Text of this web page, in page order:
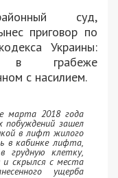
суд,
приговор по
Украины:
в грабеже
с насилием.
марта 2018 года
побуждений зашел
в лифт жилого
в кабинке лифта,
грудную клетку,
скрылся с места
ущерба